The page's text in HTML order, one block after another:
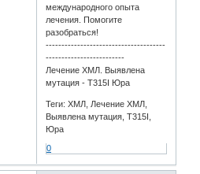
международного опыта
лечения. Помогите
разобраться!
--------------------------------------
-------------------------
Лечение ХМЛ. Выявлена
мутация - T315I Юра
Теги: ХМЛ, Лечение ХМЛ,
Выявлена мутация, T315I,
Юра
0